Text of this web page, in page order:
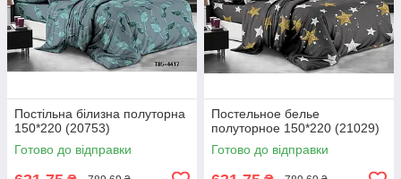
Постільна білизна полуторна
150*220 (20753)
Готово до відправки
Постельное белье
полуторное 150*220 (21029)
Готово до відправки